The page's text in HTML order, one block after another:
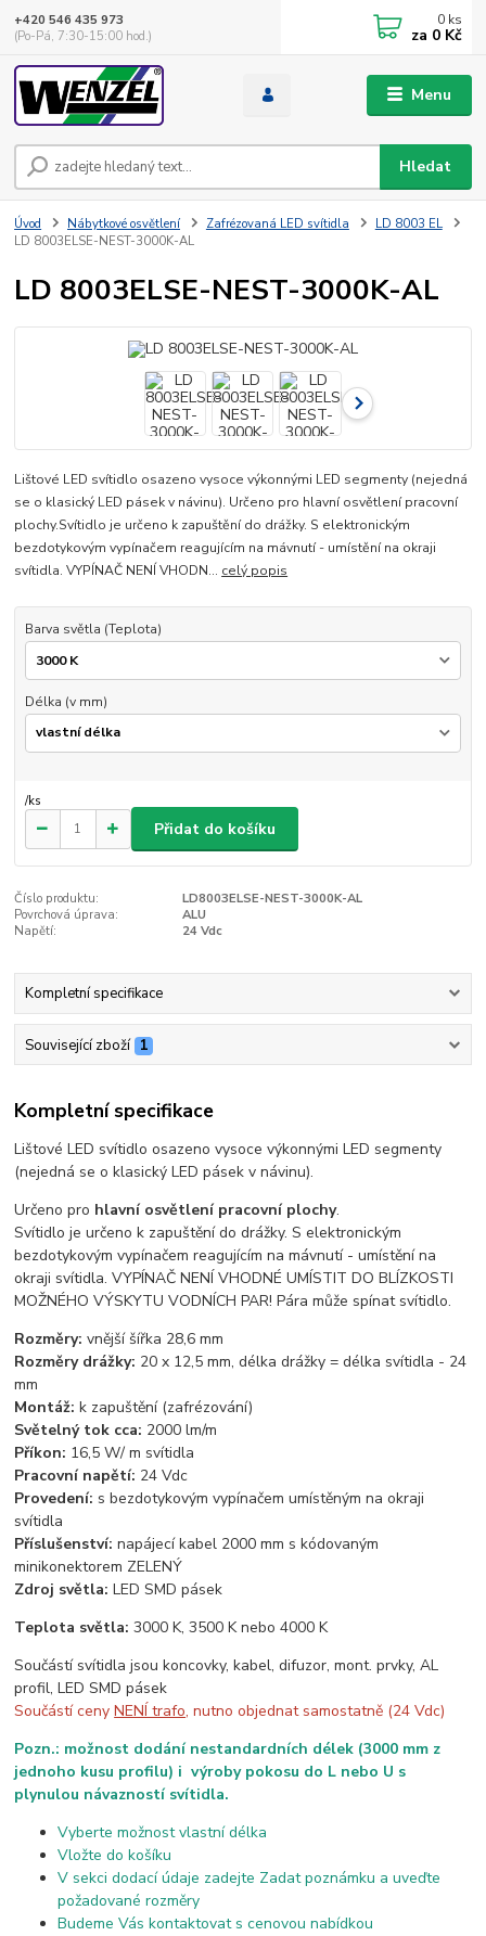
Menu
Hledat
+420 546 435 973
(Po-Pá, 7:30-15:00 hod.)
0 ks
za 0 Kč
Úvod Nábytkové osvětlení Zafrézovaná LED svítidla
LD 8003 EL
LD 8003ELSE-NEST-3000K-AL
LD 8003ELSE-NEST-3000K-AL
Lištové LED svítidlo osazeno vysoce výkonnými LED segmenty (nejedná
se o klasický LED pásek v návinu). Určeno pro hlavní osvětlení pracovní
plochy.Svítidlo je určeno k zapuštění do drážky. S elektronickým
bezdotykovým vypínačem reagujícím na mávnutí - umístění na okraji
svítidla. VYPÍNAČ NENÍ VHODN... celý popis
Barva světla (Teplota)
Délka (v mm)
/ks
Přidat do košíku
Číslo produktu:
LD8003ELSE-NEST-3000K-AL
Povrchová úprava:
ALU
Napětí:
24 Vdc
Kompletní specifikace
Související zboží 1
Kompletní specifikace
Lištové LED svítidlo osazeno vysoce výkonnými LED segmenty
(nejedná se o klasický LED pásek v návinu).
Určeno pro hlavní osvětlení pracovní plochy.
Svítidlo je určeno k zapuštění do drážky. S elektronickým
bezdotykovým vypínačem reagujícím na mávnutí - umístění na
okraji svítidla. VYPÍNAČ NENÍ VHODNÉ UMÍSTIT DO BLÍZKOSTI
MOŽNÉHO VÝSKYTU VODNÍCH PAR! Pára může spínat svítidlo.
Rozměry: vnější šířka 28,6 mm
Rozměry drážky: 20 x 12,5 mm, délka drážky = délka svítidla - 24
mm
Montáž: k zapuštění (zafrézování)
Světelný tok cca: 2000 lm/m
Příkon: 16,5 W/ m svítidla
Pracovní napětí: 24 Vdc
Provedení: s bezdotykovým vypínačem umístěným na okraji
svítidla
Příslušenství:napájecí kabel 2000 mm s kódovaným
minikonektorem ZELENÝ
Zdroj světla:LED SMD pásek
Teplota světla:3000 K, 3500 K nebo 4000 K
Součástí svítidla jsou koncovky, kabel, difuzor, mont. prvky, AL
profil, LED SMD pásek
Součástí cenyNENÍ trafo, nutno objednat samostatně (24 Vdc)
Pozn.: možnost dodání nestandardních délek (3000 mm z
jednoho kusu profilu) i výroby pokosu do L nebo U s
plynulou návazností svítidla.
Vyberte možnost vlastní délka
Vložte do košíku
V sekci dodací údaje zadejte Zadat poznámku a uveďte
požadované rozměry
Budeme Vás kontaktovat s cenovou nabídkou